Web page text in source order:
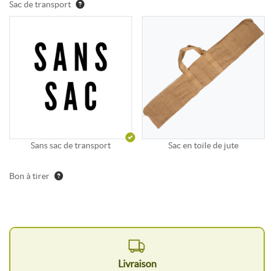
Sac de transport
Sans sac de transport Sac en toile de jute
Bon à tirer
Livraison